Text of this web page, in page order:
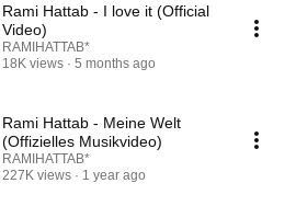
Rami Hattab - I love it (Official
Video)
RAMIHATTAB*
18K views
5 months ago
Rami Hattab - Meine Welt
(Offizielles Musikvideo)
RAMIHATTAB*
227K views
1 year ago